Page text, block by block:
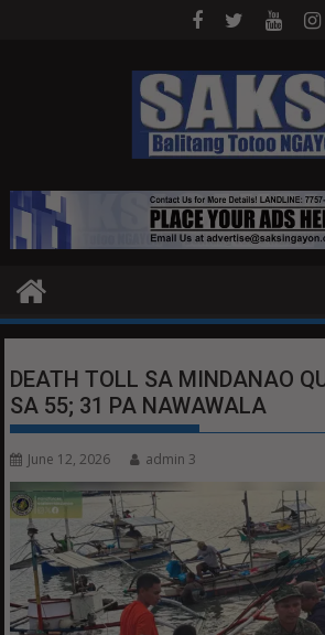
DEATH TOLL SA MINDANAO
SA 55; 31 PA NAWAWALA
June 12, 2026 admin 3